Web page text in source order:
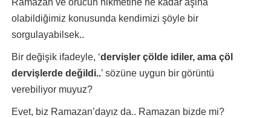
Ramazan ve orucun hikmetine ne kadar âşina
olabildiğimiz konusunda kendimizi şöyle bir
sorgulayabilsek..
Bir değişik ifadeyle, ‘dervişler çölde idiler, ama çöl
dervişlerde değildi..’ sözüne uygun bir görüntü
verebiliyor muyuz?
Evet, biz Ramazan’dayız da.. Ramazan bizde mi?